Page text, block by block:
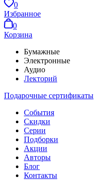
0
Избранное
0
Корзина
Бумажные
Электронные
Аудио
Лекторий
Подарочные сертификаты
События
Скидки
Серии
Подборки
Акции
Авторы
Блог
Контакты